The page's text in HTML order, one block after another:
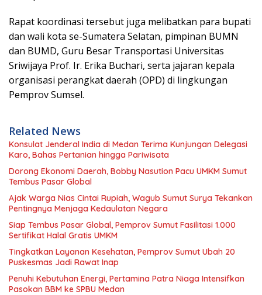
Rapat koordinasi tersebut juga melibatkan para bupati
dan wali kota se-Sumatera Selatan, pimpinan BUMN
dan BUMD, Guru Besar Transportasi Universitas
Sriwijaya Prof. Ir. Erika Buchari, serta jajaran kepala
organisasi perangkat daerah (OPD) di lingkungan
Pemprov Sumsel.
Related News
Konsulat Jenderal India di Medan Terima Kunjungan Delegasi
Karo, Bahas Pertanian hingga Pariwisata
Dorong Ekonomi Daerah, Bobby Nasution Pacu UMKM Sumut
Tembus Pasar Global
Ajak Warga Nias Cintai Rupiah, Wagub Sumut Surya Tekankan
Pentingnya Menjaga Kedaulatan Negara
Siap Tembus Pasar Global, Pemprov Sumut Fasilitasi 1.000
Sertifikat Halal Gratis UMKM
Tingkatkan Layanan Kesehatan, Pemprov Sumut Ubah 20
Puskesmas Jadi Rawat Inap
Penuhi Kebutuhan Energi, Pertamina Patra Niaga Intensifkan
Pasokan BBM ke SPBU Medan